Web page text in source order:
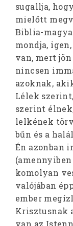
sugallja,
mielőtt
Biblia-
mondja,
van, mert
nincsen
azoknak,
Lélek
szerint
lelkének
bűn és a
Én azonban
komolyan
valójában
ember
Krisztusnak
van az